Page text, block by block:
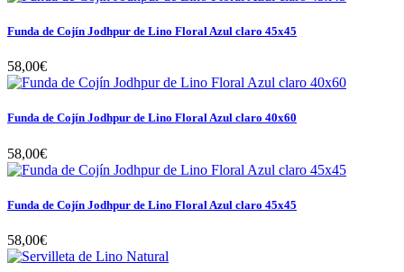
Funda de Cojín Jodhpur de Lino Floral Azul claro 45x45
58,00€
Funda de Cojín Jodhpur de Lino Floral Azul claro 40x60
58,00€
Funda de Cojín Jodhpur de Lino Floral Azul claro 45x45
58,00€